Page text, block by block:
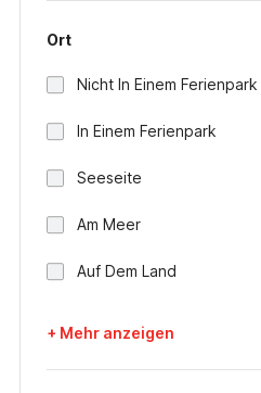
Ort
Nicht In Einem Ferienpark
In Einem Ferienpark
Seeseite
Am Meer
Auf Dem Land
+ Mehr anzeigen